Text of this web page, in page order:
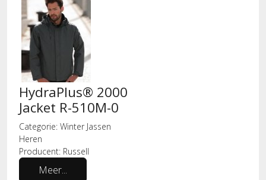
HydraPlus® 2000
Jacket R-510M-0
Categorie: Winter Jassen
Heren
Producent: Russell
Meer...